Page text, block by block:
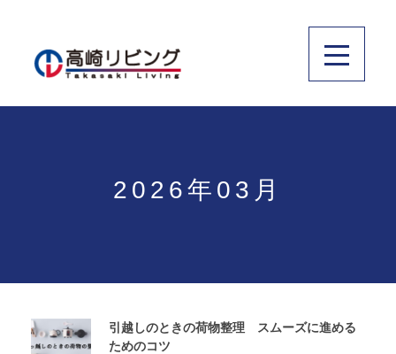
2026年03月
引越しのときの荷物整理 スムーズに進める
ためのコツ